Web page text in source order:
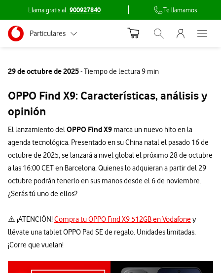
Llama gratis al 900927840 Te llamamos
Ir a la pagina principal de vodafone.es
Menu navegación Segmento
Particulares
y AA.PP.
Abrir buscador.
Menu
Abre
29 de octubre de 2025- Tiempo de lectura 9 min
OPPO Find X9: Características, análisis y
opinión
El lanzamiento delOPPO Find X9 marca un nuevo hito en la
agenda tecnológica. Presentado en su China natal el pasado 16 de
octubre de 2025, se lanzará a nivel global el próximo 28 de octubre
a las 16:00 CET en Barcelona. Quienes lo adquieran a partir del 29
octubre podrán tenerlo en sus manos desde el 6 de noviembre.
¿Serás tú uno de ellos?
⚠️ ¡ATENCIÓN!Compra tu OPPO Find X9 512GB en Vodafoney
llévate una tablet OPPO Pad SE de regalo. Unidades limitadas.
¡Corre que vuelan!